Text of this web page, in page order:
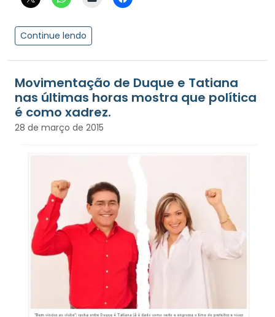
Continue lendo
Movimentação de Duque e Tatiana
nas últimas horas mostra que política
é como xadrez.
28 de março de 2015